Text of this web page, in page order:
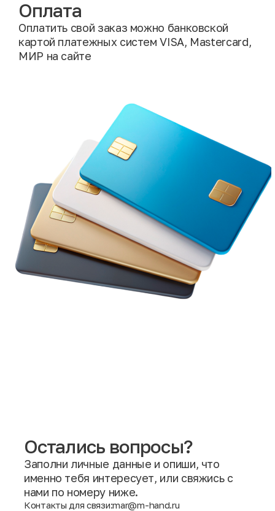
Оплата
Оплатить свой заказ можно банковской
картой платежных систем VISA, Mastercard,
МИР на сайте
Остались вопросы?
Заполни личные данные и опиши, что
именно тебя интересует, или свяжись с
нами по номеру ниже.
Контакты для связи:mar@m-hand.ru